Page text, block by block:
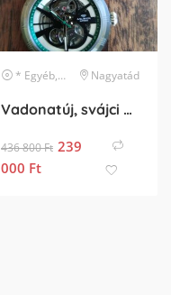
* Egyéb, listában nem szereplő márka Nagyatád
Vadonatúj, svájci gyártású, Murex Supremo Skeleton automata karóra.
436 800Ft 239
000 Ft